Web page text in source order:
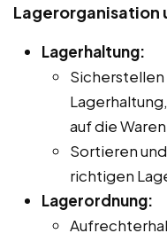
Lagerhaltung:
auf die
Sortieren
richtigen
Lagerordnung: